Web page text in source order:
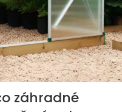
záhradné